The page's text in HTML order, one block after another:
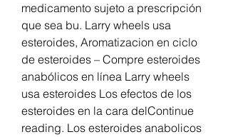
medicamento sujeto a prescripción
que sea bu. Larry wheels usa
esteroides, Aromatizacion en ciclo
de esteroides – Compre esteroides
anabólicos en línea Larry wheels
usa esteroides Los efectos de los
esteroides en la cara delContinue
reading. Los esteroides anabolicos